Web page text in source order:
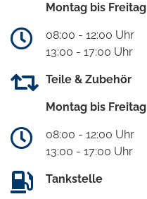
Montag bis Freitag
08:00 - 12:00 Uhr
13:00 - 17:00 Uhr
Teile & Zubehör
Montag bis Freitag
08:00 - 12:00 Uhr
13:00 - 17:00 Uhr
Tankstelle